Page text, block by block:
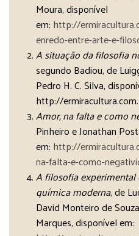
Moura, disponível
em: http://
enredo-entre-arte-e-
A situação da filosofia
segundo Badiou, de
Pedro H. C. Silva,
http://
Amor, na falta e como
Pinheiro e Jonathan
em: http://
na-falta-e-como-
A filosofia experimental
química moderna, de
David Monteiro de
Marques, disponível em: